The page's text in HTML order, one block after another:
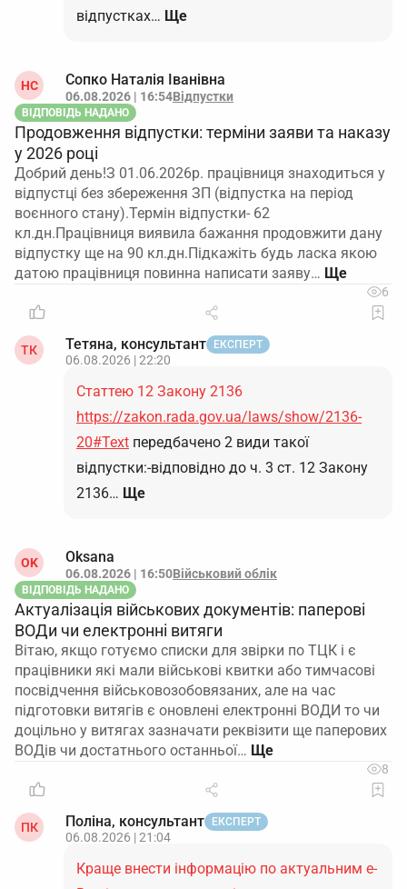
відпустках… Ще
НС Сопко Наталія Іванівна
06.08.2026 | 16:54Відпустки
ВІДПОВІДЬ НАДАНО
Продовження відпустки: терміни заяви та наказу
у 2026 році
Добрий день!З 01.06.2026р. працівниця знаходиться у
відпустці без збереження ЗП (відпустка на період
воєнного стану).Термін відпустки- 62
кл.дн.Працівниця виявила бажання продовжити дану
відпустку ще на 90 кл.дн.Підкажіть будь ласка якою
датою працівниця повинна написати заяву…
6
ТК Тетяна, консультант ЕКСПЕРТ
06.08.2026 | 22:20
Статтею 12 Закону 2136
https://zakon.rada.gov.ua/laws/show/2136-
20#Text передбачено 2 види такої
відпустки:-відповідно до ч. 3 ст. 12 Закону
2136… Ще
OK Oksana
06.08.2026 | 16:50Військовий облік
ВІДПОВІДЬ НАДАНО
Актуалізація військових документів: паперові
ВОДи чи електронні витяги
Вітаю, якщо готуємо списки для звірки по ТЦК і є
працівники які мали військові квитки або тимчасові
посвідчення військовозобовязаних, але на час
підготовки витягів є оновлені електронні ВОДИ то чи
доцільно у витягах зазначати реквізити ще паперових
ВОДів чи достатнього останньої…
8
ПК Поліна, консультант ЕКСПЕРТ
06.08.2026 | 21:04
Краще внести інформацію по актуальним е-